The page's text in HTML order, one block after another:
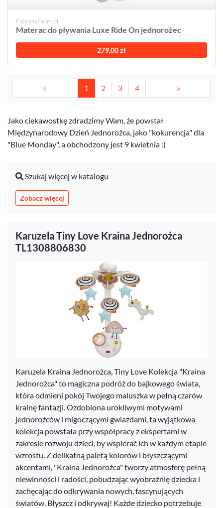
FabrykaForm.pl
Materac do pływania Luxe Ride On jednorożec
279,00 zł
« 1 2 3 4 »
Jako ciekawostkę zdradzimy Wam, że powstał
Międzynarodowy Dzień Jednorożca, jako "kokurencja" dla
"Blue Monday", a obchodzony jest 9 kwietnia :)
Szukaj więcej w katalogu
Zobacz więcej
Karuzela Tiny Love Kraina Jednorożca
TL1308806830
Karuzela Kraina Jednorożca, Tiny Love Kolekcja "Kraina
Jednorożca" to magiczna podróż do bajkowego świata,
która odmieni pokój Twojego maluszka w pełną czarów
krainę fantazji. Ozdobiona urokliwymi motywami
jednorożców i migoczącymi gwiazdami, ta wyjątkowa
kolekcja powstała przy współpracy z ekspertami w
zakresie rozwoju dzieci, by wspierać ich w każdym etapie
wzrostu. Z delikatną paletą kolorów i błyszczącymi
akcentami, "Kraina Jednorożca" tworzy atmosferę pełną
niewinności i radości, pobudzając wyobraźnię dziecka i
zachęcając do odkrywania nowych, fascynujących
światów. Błyszcz i odkrywaj! Każde dziecko potrzebuje